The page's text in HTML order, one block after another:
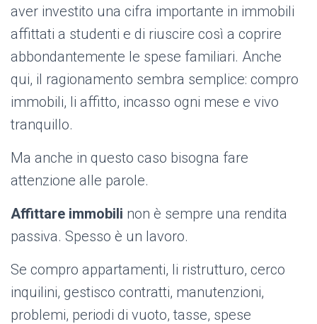
aver investito una cifra importante in immobili
affittati a studenti e di riuscire così a coprire
abbondantemente le spese familiari. Anche
qui, il ragionamento sembra semplice: compro
immobili, li affitto, incasso ogni mese e vivo
tranquillo.
Ma anche in questo caso bisogna fare
attenzione alle parole.
Affittare immobili non è sempre una rendita
passiva. Spesso è un lavoro.
Se compro appartamenti, li ristrutturo, cerco
inquilini, gestisco contratti, manutenzioni,
problemi, periodi di vuoto, tasse, spese